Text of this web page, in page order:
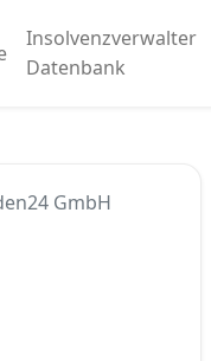
Insolvenzverwalter
Datenbank
GmbH